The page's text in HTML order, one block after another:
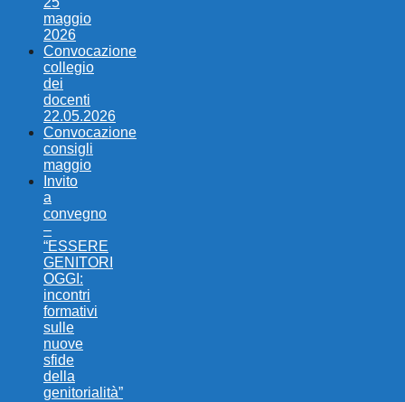
maggio
2026
Convocazione
collegio
dei
docenti
22.05.2026
Convocazione
consigli
maggio
Invito
a
convegno
–
“ESSERE
GENITORI
OGGI:
incontri
formativi
sulle
nuove
sfide
della
genitorialità”